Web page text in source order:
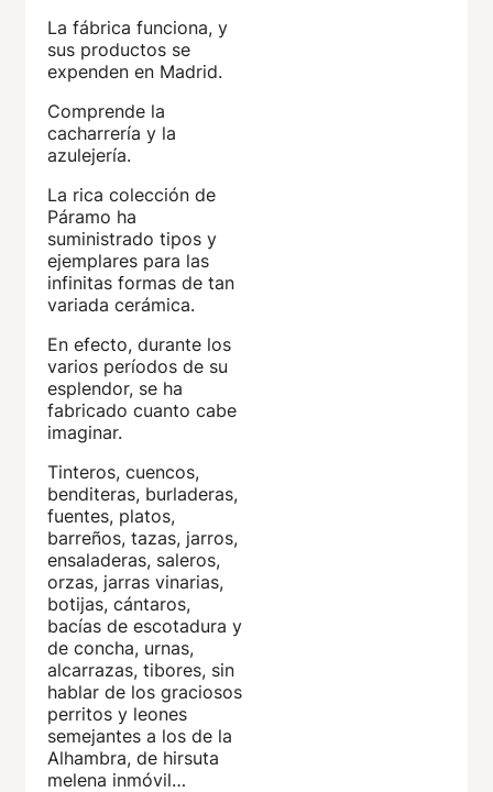
La fábrica funciona, y
sus productos se
expenden en Madrid.
Comprende la
cacharrería y la
azulejería.
La rica colección de
Páramo ha
suministrado tipos y
ejemplares para las
infinitas formas de tan
variada cerámica.
En efecto, durante los
varios períodos de su
esplendor, se ha
fabricado cuanto cabe
imaginar.
Tinteros, cuencos,
benditeras, burladeras,
fuentes, platos,
barreños, tazas, jarros,
ensaladeras, saleros,
orzas, jarras vinarias,
botijas, cántaros,
bacías de escotadura y
de concha, urnas,
alcarrazas, tibores, sin
hablar de los graciosos
perritos y leones
semejantes a los de la
Alhambra, de hirsuta
melena inmóvil…